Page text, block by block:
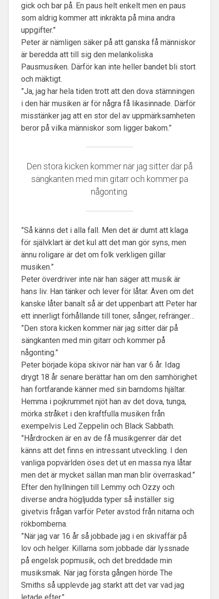
gick och bar på. En paus helt enkelt men en paus
som aldrig kommer att inkräkta på mina andra
uppgifter.”
Peter är nämligen säker på att ganska få människor
är beredda att till sig den melankoliska
Pausmusiken. Därför kan inte heller bandet bli stort
och mäktigt.
”Ja, jag har hela tiden trott att den dova stämningen
i den här musiken är för några få likasinnade. Därför
misstänker jag att en stor del av uppmärksamheten
beror på vilka människor som ligger bakom.”
Den stora kicken kommer när jag sitter där på
sängkanten med min gitarr och kommer pa
någonting.
”Så känns det i alla fall. Men det är dumt att klaga
för självklart är det kul att det man gör syns, men
ännu roligare är det om folk verkligen gillar
musiken.”
Peter överdriver inte när han säger att musik är
hans liv. Han tänker och lever för låtar. Även om det
kanske låter banalt så är det uppenbart att Peter har
ett innerligt förhållande till toner, sånger, refränger…
”Den stora kicken kommer när jag sitter där på
sängkanten med min gitarr och kommer på
någonting.”
Peter började köpa skivor när han var 6 år. Idag
drygt 18 år senare berättar han om den samhörighet
han fortfarande känner med sin barndoms hjältar.
Hemma i pojkrummet njöt han av det dova, tunga,
mörka stråket i den kraftfulla musiken från
exempelvis Led Zeppelin och Black Sabbath.
”Hårdrocken är en av de få musikgenrer där det
känns att det finns en intressant utveckling. I den
vanliga popvärlden öses det ut en massa nya låtar
men det är mycket sällan man man blir överraskad.”
Efter den hyllningen till Lemmy och Ozzy och
diverse andra högljudda typer så inställer sig
givetvis frågan varför Peter avstod från nitarna och
rökbomberna.
”När jag var 16 år så jobbade jag i en skivaffär på
lov och helger. Killarna som jobbade där lyssnade
på engelsk popmusik, och det breddade min
musiksmak. När jag första gången hörde The
Smiths så upplevde jag starkt att det var vad jag
letade efter.”